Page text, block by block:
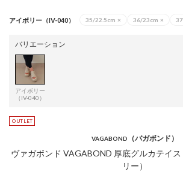
アイボリー（IV-040） 35/22.5cm × 36/23cm ×
バリエーション
アイボリー
（IV-040）
VAGABOND （バガボンド）
ヴァガボンド VAGABOND 厚底グルカテイ
リー）